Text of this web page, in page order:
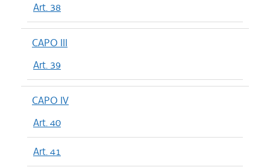
Art. 38
CAPO III
Art. 39
CAPO IV
Art. 40
Art. 41